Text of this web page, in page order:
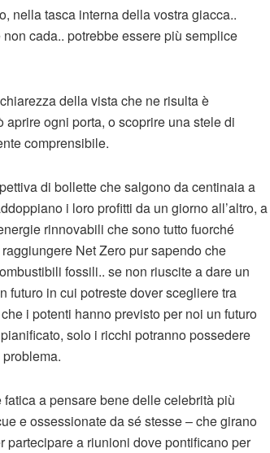
nella tasca interna della vostra giacca..
cada.. potrebbe essere più semplice
della vista che ne risulta è
ogni porta, o scoprire una stele di
comprensibile.
di bollette che salgono da centinaia a
i loro profitti da un giorno all’altro, a
rinnovabili che sono tutto fuorché
Net Zero pur sapendo che
fossili.. se non riuscite a dare un
futuro in cui potreste dover scegliere tra
i potenti hanno previsto per noi un futuro
solo i ricchi potranno possedere
a pensare bene delle celebrità più
e ossessionate da sé stesse – che girano
partecipare a riunioni dove pontificano per